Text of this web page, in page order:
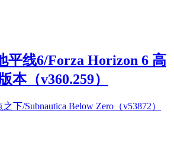
平线6/Forza Horizon 6 高
本（v360.259）